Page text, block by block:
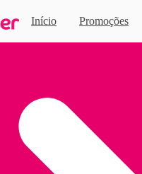
Início Promoções